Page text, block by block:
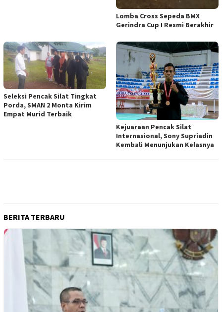
Lomba Cross Sepeda BMX
Gerindra Cup I Resmi Berakhir
Seleksi Pencak Silat Tingkat
Porda, SMAN 2 Monta Kirim
Empat Murid Terbaik
Kejuaraan Pencak Silat
Internasional, Sony Supriadin
Kembali Menunjukan Kelasnya
BERITA TERBARU